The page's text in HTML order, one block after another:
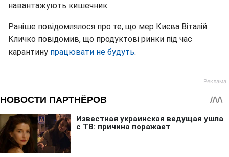
навантажують кишечник.
Раніше повідомлялося про те, що мер Києва Віталій
Кличко повідомив, що продуктові ринки під час
карантину працювати не будуть.